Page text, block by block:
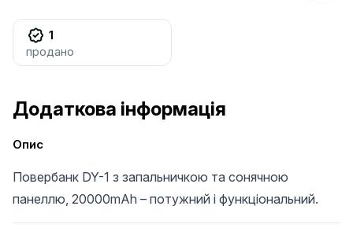
1
продано
Додаткова інформація
Опис
Повербанк DY-1 з запальничкою та сонячною
панеллю, 20000mAh – потужний і функціональний.